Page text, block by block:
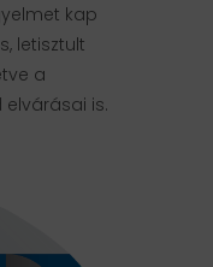
kap
letisztult
a
is.